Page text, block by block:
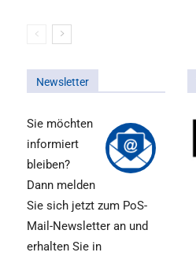
Newsletter
Sie möchten
informiert
bleiben?
Dann melden
Sie sich jetzt zum PoS-
Mail-Newsletter an und
erhalten Sie in